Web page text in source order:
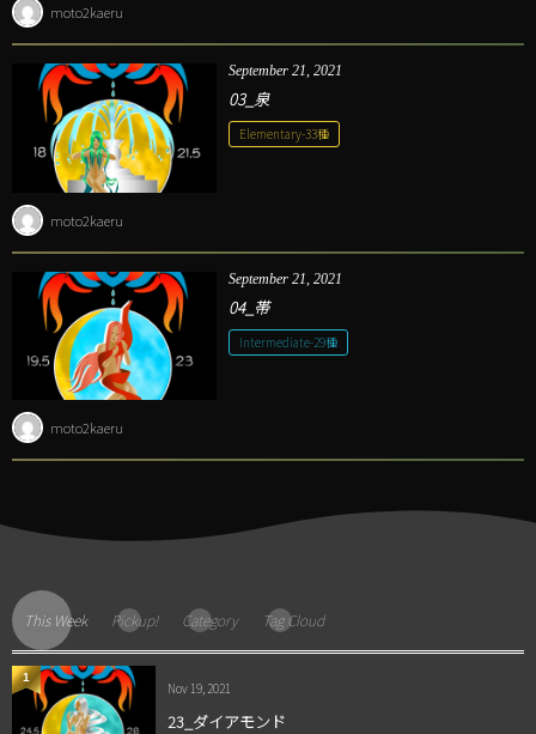
moto2kaeru
September 21,2021
03_泉
Elementary-33種
moto2kaeru
September 21 ,2021
04_帯
Intermediate-29種
moto2kaeru
This Week Pickup! Category Tag Cloud
Nov 19, 2021
23_ダイアモンド
1